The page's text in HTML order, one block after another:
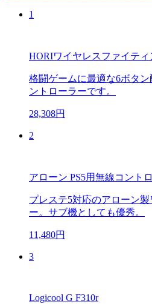
1
HORIワイヤレスファイテ
格闘ゲームに最適な6ボタ
ントローラーです。
28,308円
2
アローン PS5用無線コント
プレステ5対応のアローン
ー。サブ機としても優秀。
11,480円
3
Logicool G F310r